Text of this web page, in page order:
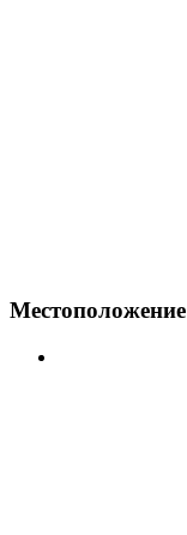
Местоположение